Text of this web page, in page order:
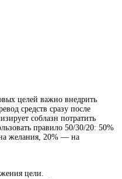
целей важно внедрить
средств сразу после
соблазн потратить
правило 50/30/20: 50%
желания, 20% — на
цели.